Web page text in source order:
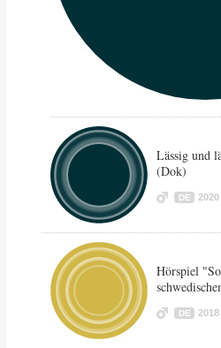
Lässig und
(Dok)
DE 2020
Hörspiel
DE 2018